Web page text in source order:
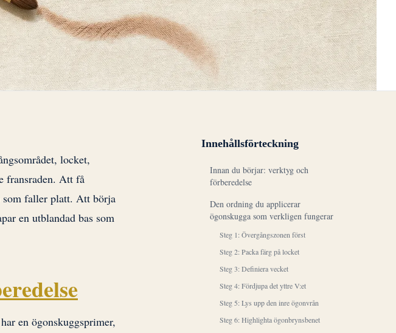
locket,
fransraden. Att få
som faller platt. Att börja
en utblandad bas som
en ögonskuggsprimer,
Innehållsförteckning
Innan du börjar: verktyg och
förberedelse
Den ordning du applicerar
ögonskugga som verkligen fungerar
Steg 1: Övergångszonen först
Steg 2: Packa färg på locket
Steg 3: Definiera vecket
Steg 4: Fördjupa det yttre V:et
Steg 5: Lys upp den inre ögonvrån
Steg 6: Highlighta ögonbrynsbenet